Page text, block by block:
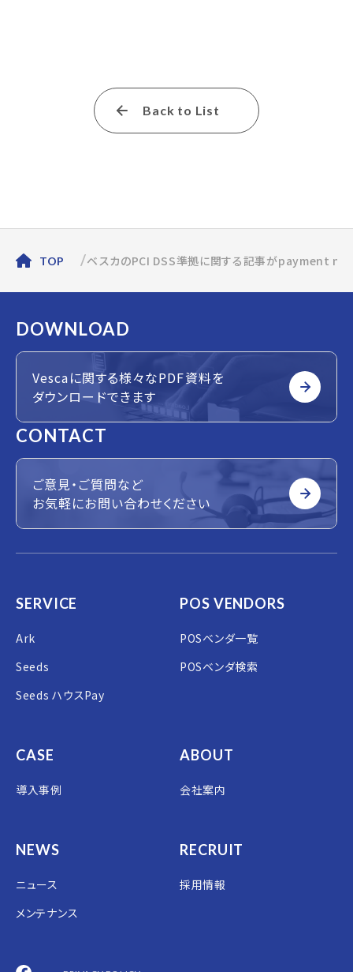
Back to List
TOP ベスカのPCI DSS準拠に関する記事がpayment
DOWNLOAD
Vescaに関する様々なPDF資料を
ダウンロードできます
CONTACT
ご意見・ご質問など
お気軽にお問い合わせください
SERVICE
Ark
Seeds
Seeds ハウスPay
POS VENDORS
POSベンダ一覧
POSベンダ検索
CASE
導入事例
ABOUT
会社案内
NEWS
ニュース
メンテナンス
RECRUIT
採用情報